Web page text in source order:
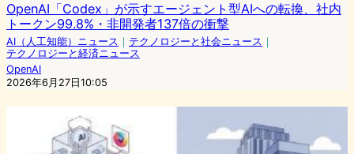
OpenAI「Codex」が示すエージェント型AIへの転換、社内
トークン99.8%・非開発者137倍の衝撃
AI（人工知能）ニュース ｜ テクノロジーと社会ニュース ｜
テクノロジーと経済ニュース
OpenAI
2026年6月27日10:05